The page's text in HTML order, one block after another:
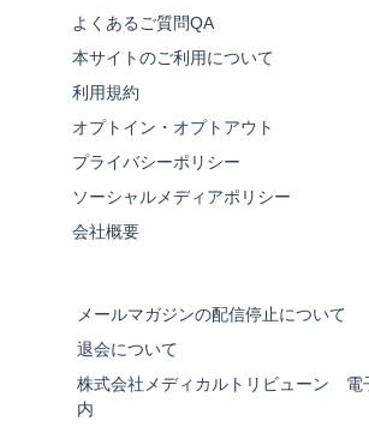
よくあるご質問QA
本サイトのご利用について
利用規約
オプトイン・オプトアウト
プライバシーポリシー
ソーシャルメディアポリシー
会社概要
メールマガジンの配信停止について
退会について
株式会社メディカルトリビューン 電
内